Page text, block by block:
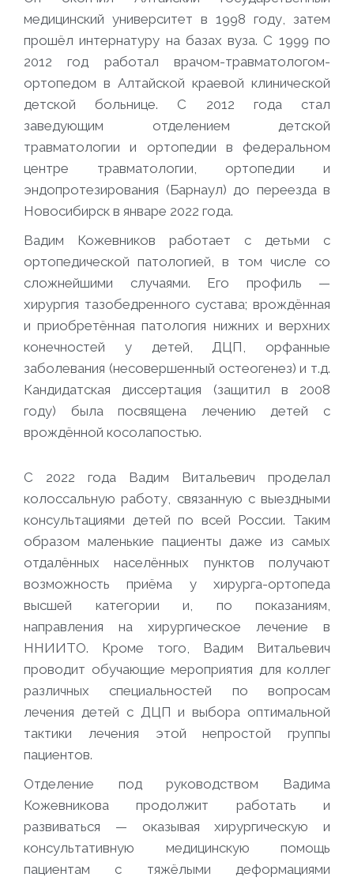
медицинский университет в 1998 году, затем
прошёл интернатуру на базах вуза. С 1999 по
2012 год работал врачом-травматологом-
ортопедом в Алтайской краевой клинической
детской больнице. С 2012 года стал
заведующим отделением детской
травматологии и ортопедии в федеральном
центре травматологии, ортопедии и
эндопротезирования (Барнаул) до переезда в
Новосибирск в январе 2022 года.
Вадим Кожевников работает с детьми с
ортопедической патологией, в том числе со
сложнейшими случаями. Его профиль —
хирургия тазобедренного сустава; врождённая
и приобретённая патология нижних и верхних
конечностей у детей, ДЦП, орфанные
заболевания (несовершенный остеогенез) и т.д.
Кандидатская диссертация (защитил в 2008
году) была посвящена лечению детей с
врождённой косолапостью.
С 2022 года Вадим Витальевич проделал
колоссальную работу, связанную с выездными
консультациями детей по всей России. Таким
образом маленькие пациенты даже из самых
отдалённых населённых пунктов получают
возможность приёма у хирурга-ортопеда
высшей категории и, по показаниям,
направления на хирургическое лечение в
ННИИТО. Кроме того, Вадим Витальевич
проводит обучающие мероприятия для коллег
различных специальностей по вопросам
лечения детей с ДЦП и выбора оптимальной
тактики лечения этой непростой группы
пациентов.
Отделение под руководством Вадима
Кожевникова продолжит работать и
развиваться — оказывая хирургическую и
консультативную медицинскую помощь
пациентам с тяжёлыми деформациями